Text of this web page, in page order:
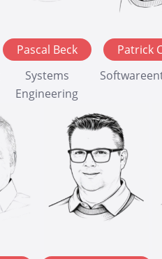
Pascal Beck
Systems
Engineering
Patrick